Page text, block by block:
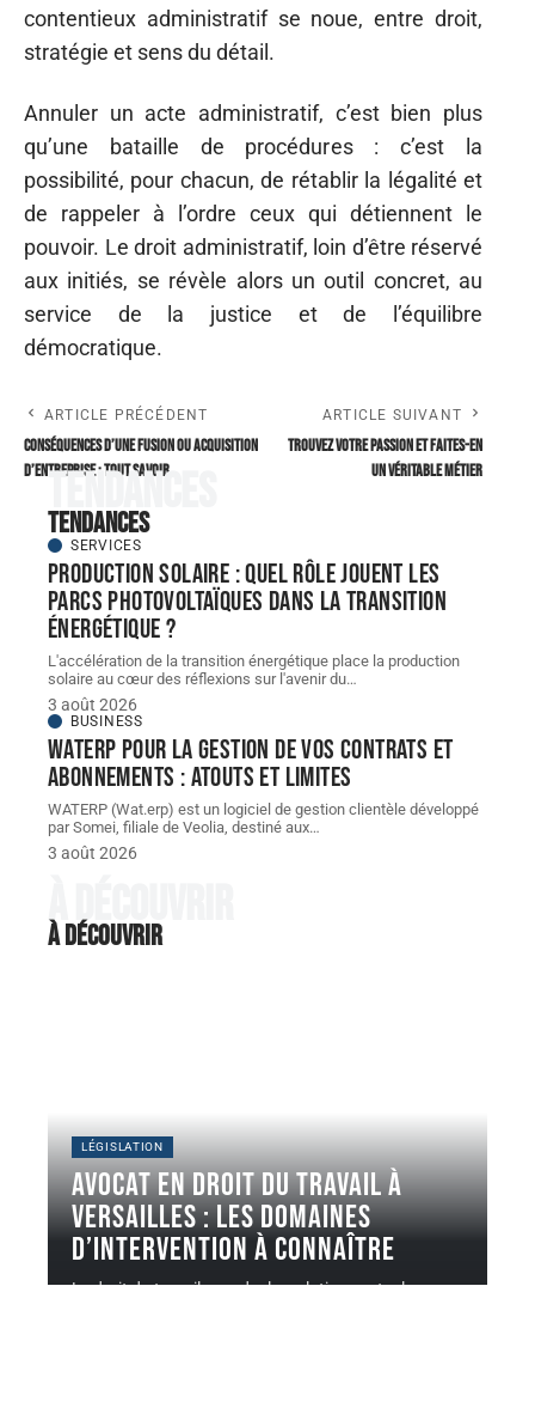
contentieux administratif se noue, entre droit,
stratégie et sens du détail.
Annuler un acte administratif, c’est bien plus
qu’une bataille de procédures : c’est la
possibilité, pour chacun, de rétablir la légalité et
de rappeler à l’ordre ceux qui détiennent le
pouvoir. Le droit administratif, loin d’être réservé
aux initiés, se révèle alors un outil concret, au
service de la justice et de l’équilibre
démocratique.
ARTICLE PRÉCÉDENT
Conséquences d’une fusion ou acquisition
d’entreprise : tout savoir
ARTICLE SUIVANT
Trouvez votre passion et faites-en
un véritable métier
Tendances
Tendances
SERVICES
Production solaire : quel rôle jouent les
parcs photovoltaïques dans la transition
énergétique ?
L'accélération de la transition énergétique place la production
solaire au cœur des réflexions sur l'avenir du…
3 août 2026
BUSINESS
WATERP pour la gestion de vos contrats et
abonnements : atouts et limites
WATERP (Wat.erp) est un logiciel de gestion clientèle développé
par Somei, filiale de Veolia, destiné aux…
3 août 2026
À découvrir
À découvrir
LÉGISLATION
Avocat en droit du travail à
Versailles : les domaines
d’intervention à connaître
Le droit du travail encadre les relations entre les